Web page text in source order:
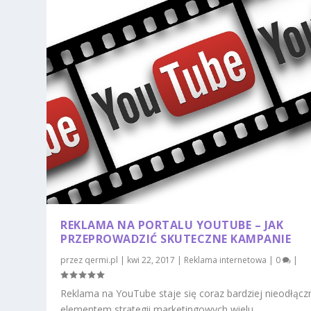
REKLAMA NA PORTALU YOUTUBE – JAK
PRZEPROWADZIĆ SKUTECZNE KAMPANIE
przez qermi.pl | kwi 22, 2017 | Reklama internetowa | 0 |
Reklama na YouTube staje się coraz bardziej